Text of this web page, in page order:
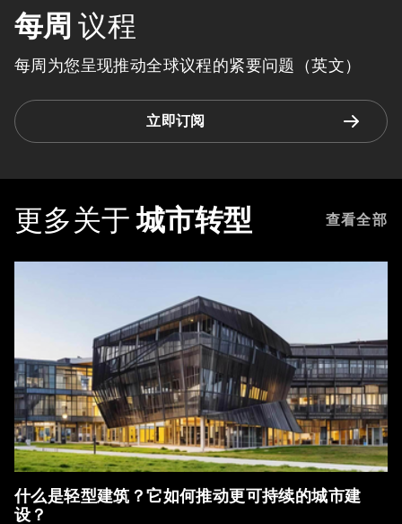
每周 议程
每周为您呈现推动全球议程的紧要问题（英文）
立即订阅
更多关于 城市转型 查看全部
什么是轻型建筑？它如何推动更可持续的城市建
设？